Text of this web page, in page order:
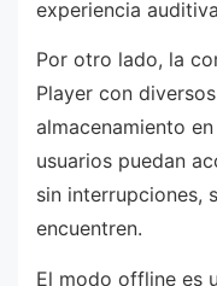
experiencia
Por otro lado, la
Player con
almacenamiento
usuarios puedan
sin interrupciones,
encuentren.
El modo offline es